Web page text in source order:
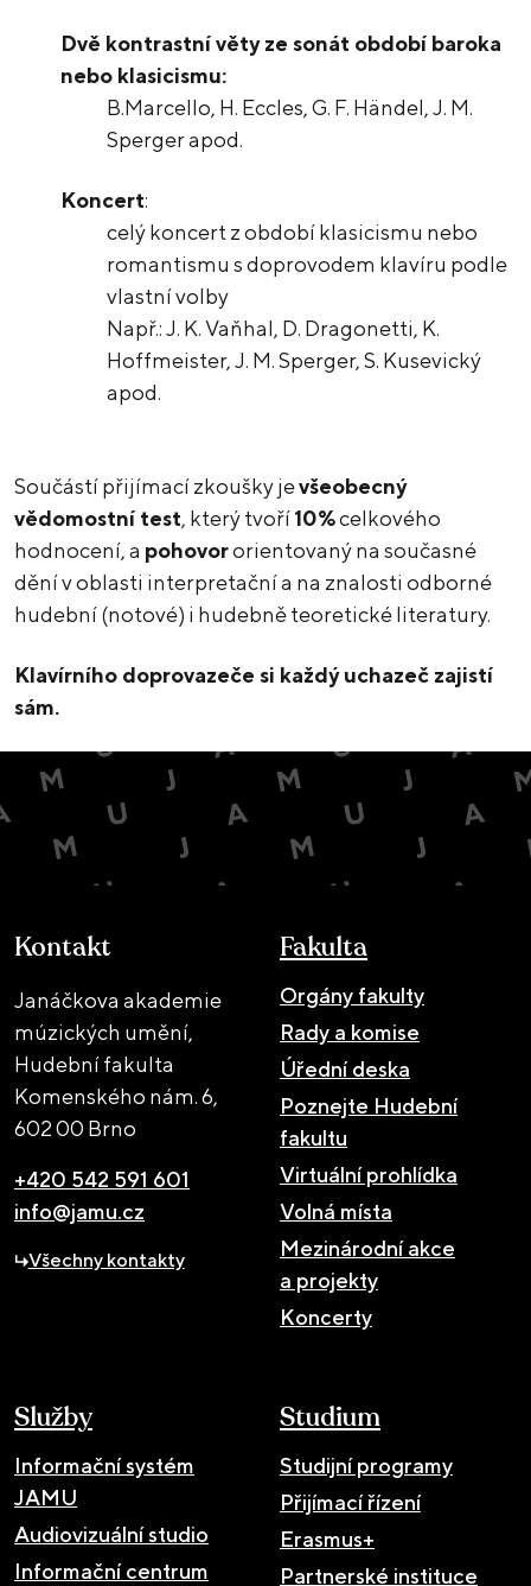
Dvě kontrastní věty ze sonát období baroka
nebo klasicismu:
B.Marcello, H. Eccles, G. F. Händel, J. M.
Sperger apod.
Koncert:
celý koncert z období klasicismu nebo
romantismu s doprovodem klavíru podle
vlastní volby
Např.: J. K. Vaňhal, D. Dragonetti, K.
Hoffmeister, J. M. Sperger, S. Kusevický
apod.
Součástí přijímací zkoušky jevšeobecný
vědomostní test, který tvoří10%celkového
hodnocení, a pohovororientovaný na současné
dění v oblasti interpretační a na znalosti odborné
hudební (notové) i hudebně teoretické literatury.
Klavírního doprovazeče si každý uchazeč zajistí
sám.
Kontakt
Janáčkova akademie
múzických umění,
Hudební fakulta
Komenského nám. 6,
602 00 Brno
+420 542 591 601
info@jamu.cz
Všechny kontakty
Fakulta
Orgány fakulty
Rady a komise
Úřední deska
Poznejte Hudební
fakultu
Virtuální prohlídka
Volná místa
Mezinárodní akce
a projekty
Koncerty
Služby
Informační systém
JAMU
Audiovizuální studio
Informační centrum
Studium
Studijní programy
Přijímací řízení
Erasmus+
Partnerské instituce